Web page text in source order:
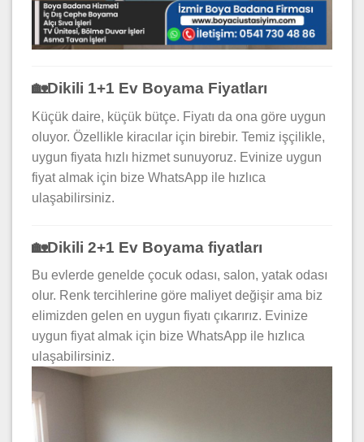
🏡Dikili 1+1 Ev Boyama Fiyatları
Küçük daire, küçük bütçe. Fiyatı da ona göre uygun
oluyor. Özellikle kiracılar için birebir. Temiz işçilikle,
uygun fiyata hızlı hizmet sunuyoruz. Evinize uygun
fiyat almak için bize WhatsApp ile hızlıca
ulaşabilirsiniz.
🏡Dikili 2+1 Ev Boyama fiyatları
Bu evlerde genelde çocuk odası, salon, yatak odası
olur. Renk tercihlerine göre maliyet değişir ama biz
elimizden gelen en uygun fiyatı çıkarırız. Evinize
uygun fiyat almak için bize WhatsApp ile hızlıca
ulaşabilirsiniz.